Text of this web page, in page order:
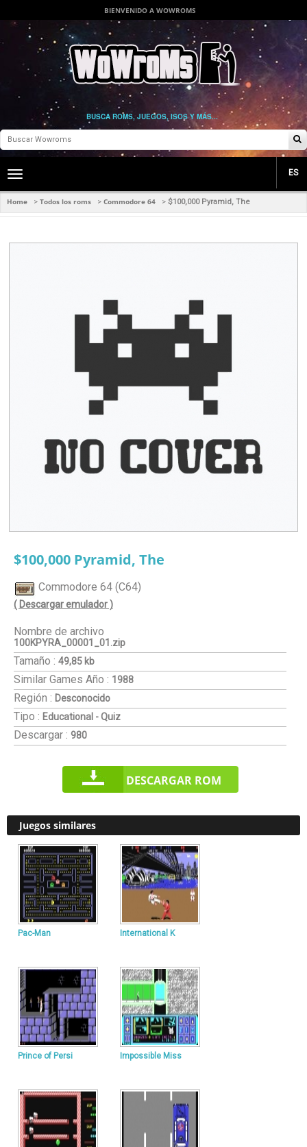
BIENVENIDO A WOWROMS
BUSCA ROMS, JUEGOS, ISOS Y MÁS...
Toggle
navigation
ES
Home > Todos los roms > Commodore 64 > $100,000 Pyramid, The
$100,000 Pyramid, The
Commodore 64 (C64)
( Descargar emulador )
Nombre de archivo
100KPYRA_00001_01.zip
Tamaño : 49,85 kb
Similar Games Año : 1988
Región : Desconocido
Tipo : Educational - Quiz
Descargar : 980
DESCARGAR ROM
Juegos similares
Pac-Man International K
Prince of Persi Impossible Miss